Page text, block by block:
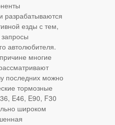
разрабатываются
езды с тем,
автолюбителя.
многие
последних можно
тормозные
E46, E90, F30
широком